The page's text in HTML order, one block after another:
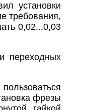
установки
требования,
0,02...0,03
переходных
фрезы